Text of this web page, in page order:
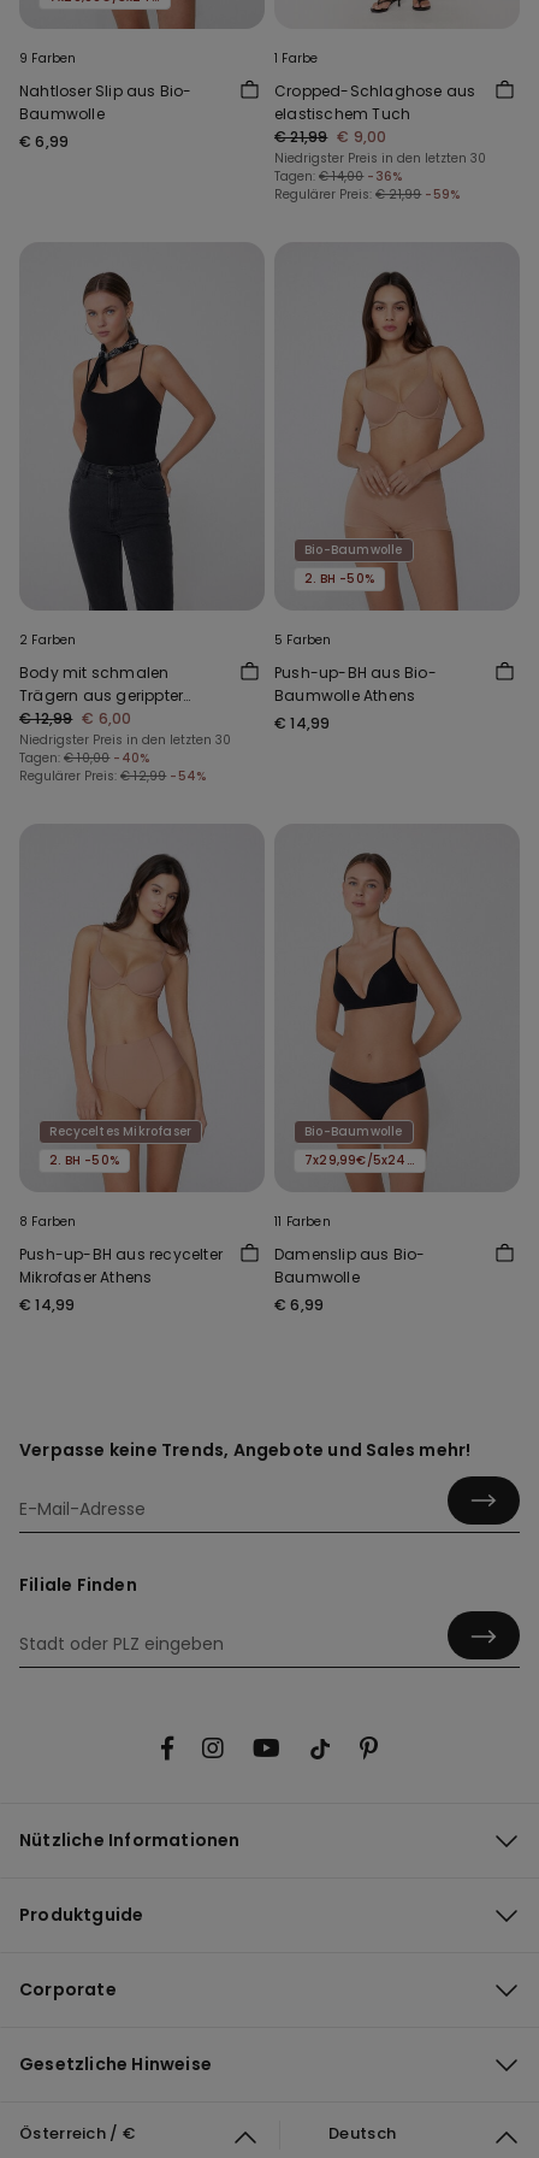
9 Farben
Nahtloser Slip aus Bio-
Baumwolle
€ 6,99
1 Farbe
Cropped-Schlaghose aus
elastischem Tuch
€ 21,99 € 9,00
Niedrigster Preis in den letzten 30
Tagen: € 14,00 -36%
Regulärer Preis: € 21,99 -59%
2 Farben
Body mit schmalen
Trägern aus gerippter
Baumwolle
€ 12,99 € 6,00
Niedrigster Preis in den letzten 30
Tagen: € 10,00 -40%
Regulärer Preis: € 12,99 -54%
Bio-Baumwolle
2. BH -50%
5 Farben
Push-up-BH aus Bio-
Baumwolle Athens
€ 14,99
Recyceltes Mikrofaser
2. BH -50%
8 Farben
Push-up-BH aus recycelter
Mikrofaser Athens
€ 14,99
Bio-Baumwolle
7x29,99€/5x24,99€/3x16,99€
11 Farben
Damenslip aus Bio-
Baumwolle
€ 6,99
Verpasse keine Trends, Angebote und Sales mehr!
Filiale Finden
Nützliche Informationen
Produktguide
Corporate
Gesetzliche Hinweise
Österreich / € Deutsch